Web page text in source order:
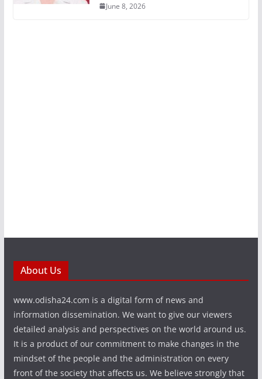
June 8, 2026
About Us
www.odisha24.com is a digital form of news and
information dissemination. We want to give our viewers
detailed analysis and perspectives on the world around us.
It is a product of our commitment to make changes in the
mindset of the people and the administration on every
front of the society that affects us. We believe strongly that